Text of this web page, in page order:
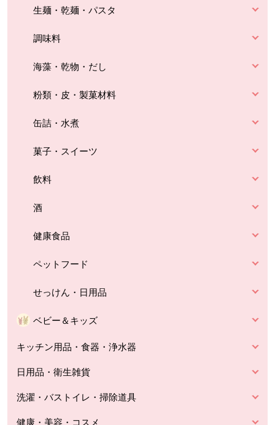
生麺・乾麺・パスタ
調味料
海藻・乾物・だし
粉類・皮・製菓材料
缶詰・水煮
菓子・スイーツ
飲料
酒
健康食品
ペットフード
せっけん・日用品
ベビー＆キッズ
キッチン用品・食器・浄水器
日用品・衛生雑貨
洗濯・バストイレ・掃除道具
健康・美容・コスメ